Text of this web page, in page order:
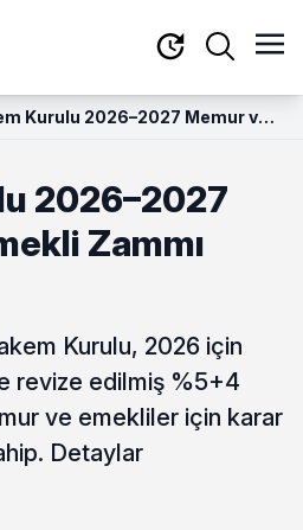
Kurulu 2026–2027 Memur ve
2026–2027
Zammı
Kurulu, 2026 için
revize edilmiş %5+4
ve emekliler için karar
Detaylar